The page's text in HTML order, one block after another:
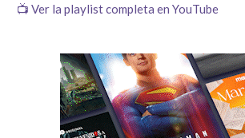
📺 Ver la playlist completa en YouTube